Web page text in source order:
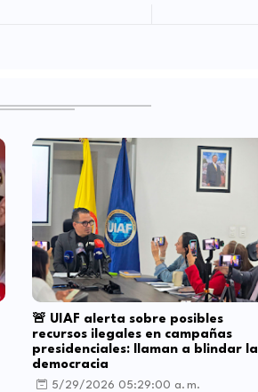
🚨 UIAF alerta sobre posibles
recursos ilegales en campañas
presidenciales: llaman a blindar la
democracia
5/29/2026 05:29:00 a. m.